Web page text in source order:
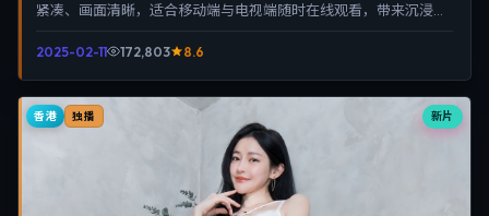
紧凑、画面清晰，适合移动端与电视端随时在线观看，带来沉浸式
2025-02-11 172,803 8.6
新片
香港 独播